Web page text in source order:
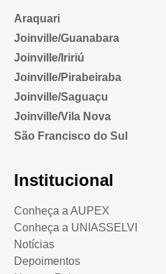
Araquari
Joinville/Guanabara
Joinville/Iririú
Joinville/Pirabeiraba
Joinville/Saguaçu
Joinville/Vila Nova
São Francisco do Sul
Institucional
Conheça a AUPEX
Conheça a UNIASSELVI
Notícias
Depoimentos